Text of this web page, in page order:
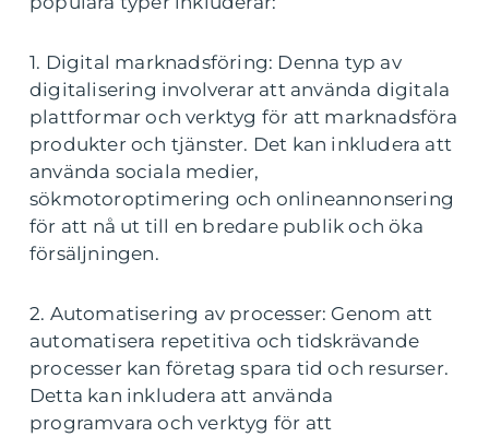
1. Digital marknadsföring: Denna typ av
digitalisering involverar att använda digitala
plattformar och verktyg för att marknadsföra
produkter och tjänster. Det kan inkludera att
använda sociala medier,
sökmotoroptimering och onlineannonsering
för att nå ut till en bredare publik och öka
försäljningen.
2. Automatisering av processer: Genom att
automatisera repetitiva och tidskrävande
processer kan företag spara tid och resurser.
Detta kan inkludera att använda
programvara och verktyg för att